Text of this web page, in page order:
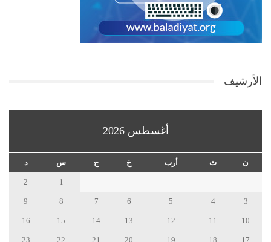
الأرشيف
أغسطس 2026
ن ث أرب خ ج س د
1
2
3
4
5
6
7
8
9
10
11
12
13
14
15
16
17
18
19
20
21
22
23